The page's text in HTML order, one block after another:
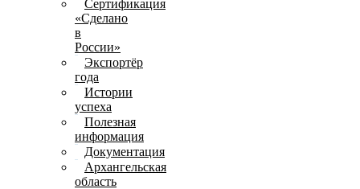
Сертификация
«Сделано
в
России»
Экспортёр
года
Истории
успеха
Полезная
информация
Документация
Архангельская
область